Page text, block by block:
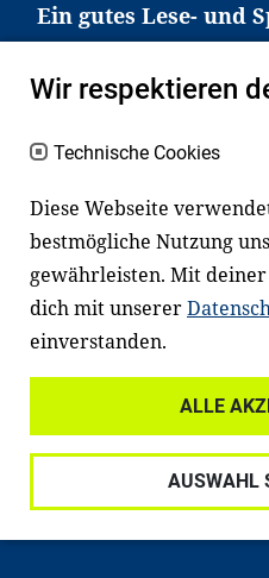
Ein gutes Lese- und
Es erleichtert den
Kinder und
haben aber große
Unser Angebot richtet
an Familien sowie
Lehrer*innen und
Fachexpert*innen.
mit Ministerien,
Einrichtungen,
und anderen
Wir respektieren
Technische Cookies
Diese Webseite
bestmögliche Nutzung
gewährleisten. Mit
dich mit unserer
einverstanden.
ALLE
AUSWAHL